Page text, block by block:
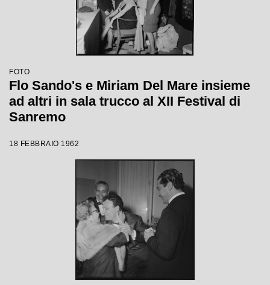
FOTO
Flo Sando's e Miriam Del Mare insieme
ad altri in sala trucco al XII Festival di
Sanremo
18 FEBBRAIO 1962